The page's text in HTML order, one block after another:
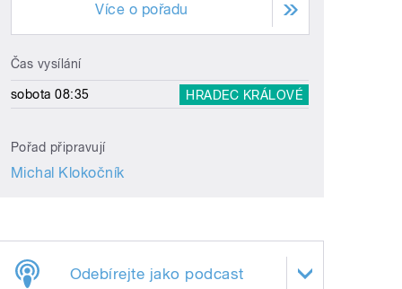
Více o pořadu
Čas vysílání
sobota 08:35 HRADEC KRÁLOVÉ
Pořad připravují
Michal Klokočník
Odebírejte jako podcast